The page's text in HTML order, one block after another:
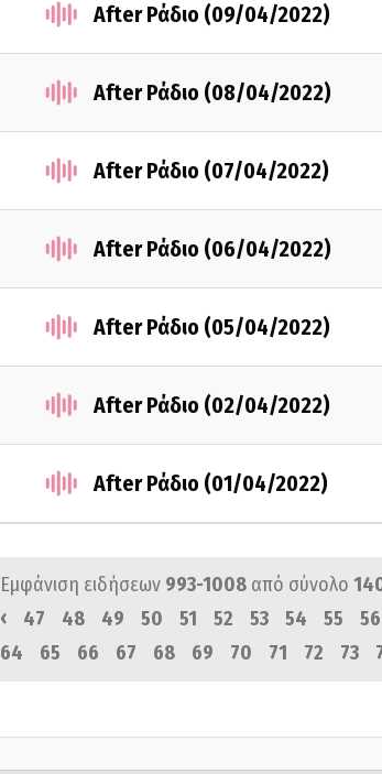
After Ράδιο (09/04/2022)
After Ράδιο (08/04/2022)
After Ράδιο (07/04/2022)
After Ράδιο (06/04/2022)
After Ράδιο (05/04/2022)
After Ράδιο (02/04/2022)
After Ράδιο (01/04/2022)
Εμφάνιση ειδήσεων 993-1008 από σύνολο
‹
47 48 49 50 51 52 53 54 55 56
64
65 66 67 68 69 70 71 72 73